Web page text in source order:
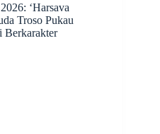
‘Harsava
Troso Pukau
Berkarakter